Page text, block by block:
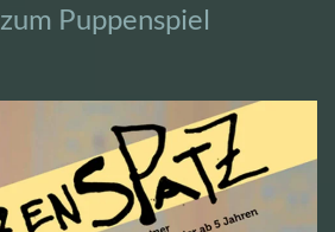
Puppenspiel